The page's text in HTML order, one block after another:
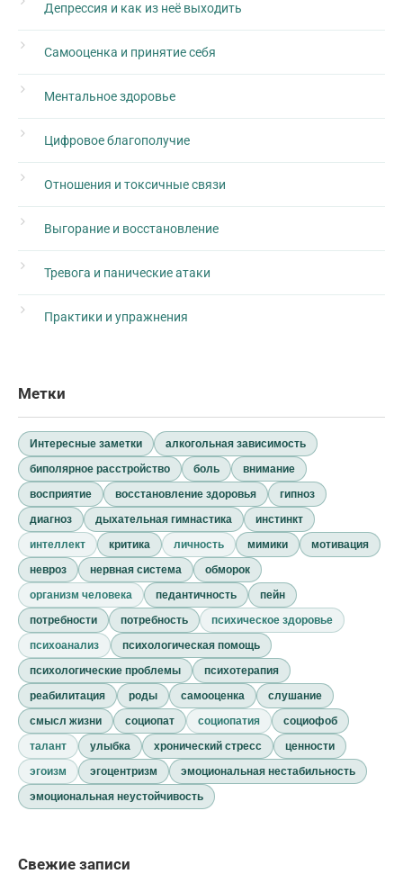
Депрессия и как из неё выходить
Самооценка и принятие себя
Ментальное здоровье
Цифровое благополучие
Отношения и токсичные связи
Выгорание и восстановление
Тревога и панические атаки
Практики и упражнения
Метки
Интересные заметки
алкогольная зависимость
биполярное расстройство
боль
внимание
восприятие
восстановление здоровья
гипноз
диагноз
дыхательная гимнастика
инстинкт
интеллект
критика личность мимики
мотивация
невроз
нервная система
обморок
организм человека
педантичность
пейн
потребности
потребность
психическое здоровье
психоанализ
психологическая помощь
психологические проблемы
психотерапия
реабилитация
роды самооценка
слушание
смысл жизни
социопат социопатия
социофоб
талант
улыбка хронический стресс
ценности
эгоизм
эгоцентризм
эмоциональная нестабильность
эмоциональная неустойчивость
Свежие записи